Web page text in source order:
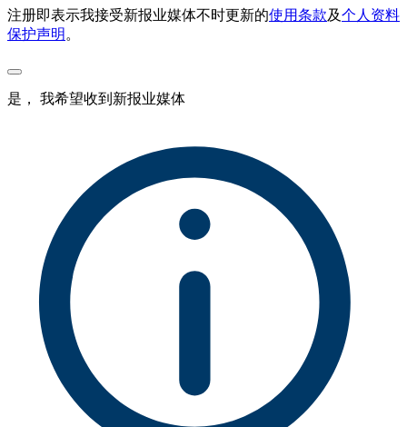
注册即表示我接受新报业媒体不时更新的使用条款及个人资料
保护声明 。
是， 我希望收到新报业媒体